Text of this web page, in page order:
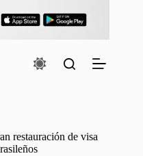
restauración de visa